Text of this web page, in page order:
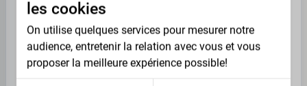
les cookies
On utilise quelques services pour mesurer notre
audience, entretenir la relation avec vous et vous
proposer la meilleure expérience possible!